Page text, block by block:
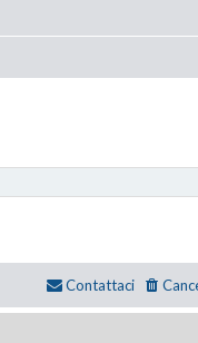
Contattaci